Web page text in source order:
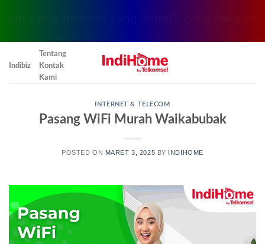
Indibiz
Tentang
Kontak
Kami
INTERNET & TELECOM
Pasang WiFi Murah Waikabubak
POSTED ON MARET 3, 2025 BY INDIHOME